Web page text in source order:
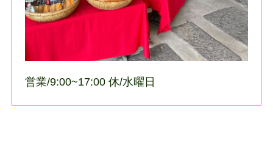
営業/9:00~17:00 休/水曜日